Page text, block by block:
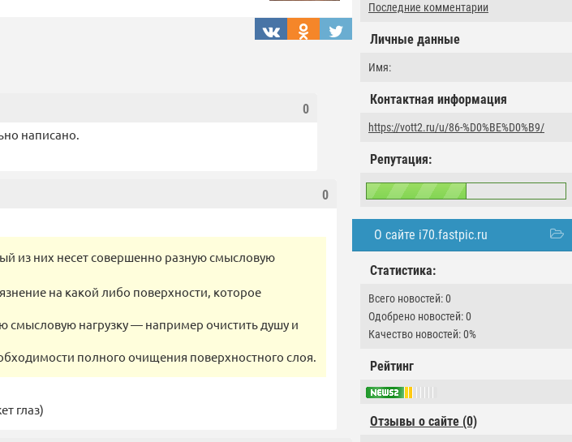
Последние комментарии
Личные данные
Имя:
Контактная информация
https://vott2.ru/u/86-%D0%BE%D0%B9/
Репутация:
О сайте i70.fastpic.ru
Статистика:
Всего новостей: 0
Одобрено новостей: 0
Качество новостей: 0%
Рейтинг
Отзывы о сайте (0)
0
написано.
0
из них несет совершенно разную смысловую
на какой либо поверхности, которое
смысловую нагрузку — например очистить душу и
полного очищения поверхностного слоя.
глаз)